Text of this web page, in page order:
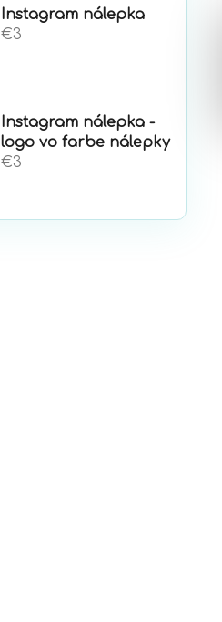
Instagram nálepka
€3
Instagram nálepka -
logo vo farbe nálepky
€3